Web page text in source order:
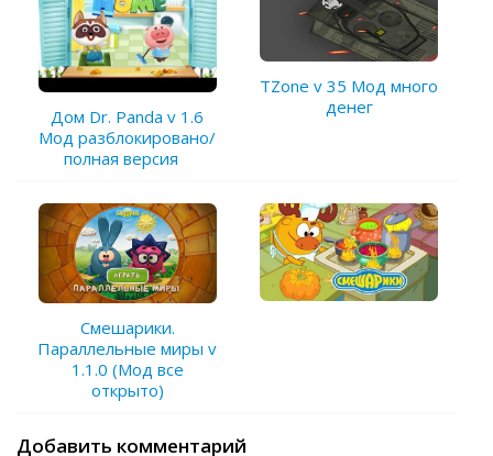
Дом Dr. Panda v 1.6
Мод разблокировано/
полная версия
TZone v 35 Мод много
денег
Смешарики.
Параллельные миры v
1.1.0 (Мод все
открыто)
Добавить комментарий